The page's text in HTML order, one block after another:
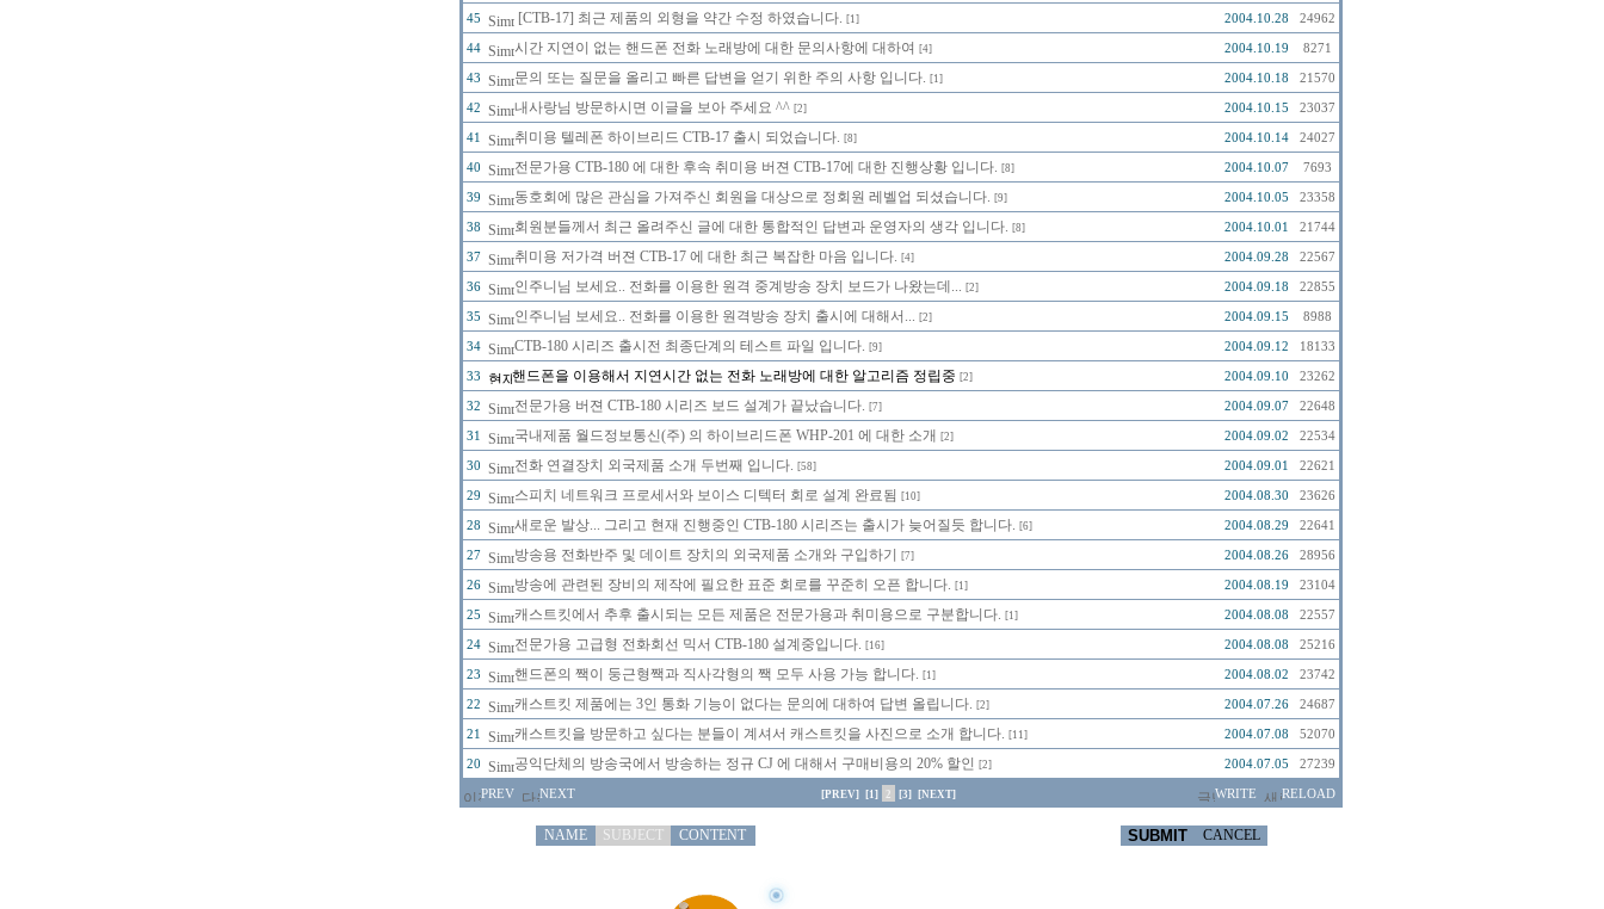
45 [CTB-17] 최근 제품의 외형을 약간 수정 하였습니다. [1] 2004.10.28 24962
44 시간 지연이 없는 핸드폰 전화 노래방에 대한 문의사항에 대하여 [4] 2004.10.19 8271
43 문의 또는 질문을 올리고 빠른 답변을 얻기 위한 주의 사항 입니다. [1] 2004.10.18 21570
42 내사랑님 방문하시면 이글을 보아 주세요 ^^ [2] 2004.10.15 23037
41 취미용 텔레폰 하이브리드 CTB-17 출시 되었습니다. [8] 2004.10.14 24027
40 전문가용 CTB-180 에 대한 후속 취미용 버젼 CTB-17에 대한 진행상황 입니다. [8] 2004.10.07 7693
39 동호회에 많은 관심을 가져주신 회원을 대상으로 정회원 레벨업 되셨습니다. [9] 2004.10.05 23358
38 회원분들께서 최근 올려주신 글에 대한 통합적인 답변과 운영자의 생각 입니다. [8] 2004.10.01 21744
37 취미용 저가격 버젼 CTB-17 에 대한 최근 복잡한 마음 입니다. [4] 2004.09.28 22567
36 인주니님 보세요.. 전화를 이용한 원격 중계방송 장치 보드가 나왔는데... [2] 2004.09.18 22855
35 인주니님 보세요.. 전화를 이용한 원격방송 장치 출시에 대해서... [2] 2004.09.15 8988
34 CTB-180 시리즈 출시전 최종단계의 테스트 파일 입니다. [9] 2004.09.12 18133
33 핸드폰을 이용해서 지연시간 없는 전화 노래방에 대한 알고리즘 정립중 [2] 2004.09.10 23262
32 전문가용 버젼 CTB-180 시리즈 보드 설계가 끝났습니다. [7] 2004.09.07 22648
31 국내제품 월드정보통신(주) 의 하이브리드폰 WHP-201 에 대한 소개 [2] 2004.09.02 22534
30 전화 연결장치 외국제품 소개 두번째 입니다. [58] 2004.09.01 22621
29 스피치 네트워크 프로세서와 보이스 디텍터 회로 설계 완료됨 [10] 2004.08.30 23626
28 새로운 발상... 그리고 현재 진행중인 CTB-180 시리즈는 출시가 늦어질듯 합니다. [6] 2004.08.29 22641
27 방송용 전화반주 및 데이트 장치의 외국제품 소개와 구입하기 [7] 2004.08.26 28956
26 방송에 관련된 장비의 제작에 필요한 표준 회로를 꾸준히 오픈 합니다. [1] 2004.08.19 23104
25 캐스트킷에서 추후 출시되는 모든 제품은 전문가용과 취미용으로 구분합니다. [1] 2004.08.08 22557
24 전문가용 고급형 전화회선 믹서 CTB-180 설계중입니다. [16] 2004.08.08 25216
23 핸드폰의 짹이 둥근형짹과 직사각형의 짹 모두 사용 가능 합니다. [1] 2004.08.02 23742
22 캐스트킷 제품에는 3인 통화 기능이 없다는 문의에 대하여 답변 올립니다. [2] 2004.07.26 24687
21 캐스트킷을 방문하고 싶다는 분들이 계셔서 캐스트킷을 사진으로 소개 합니다. [11] 2004.07.08 52070
20 공익단체의 방송국에서 방송하는 정규 CJ 에 대해서 구매비용의 20% 할인 [2] 2004.07.05 27239
PREV NEXT [PREV] [1] 2 [3] [NEXT] WRITE RELOAD
SUBMIT